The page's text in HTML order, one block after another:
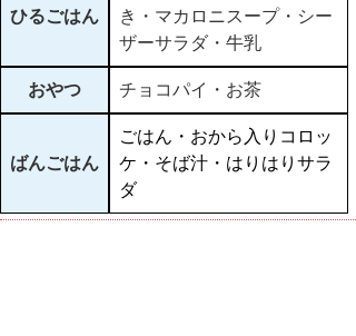
ひるごはん
き・マカロニスープ・シー
ザーサラダ・牛乳
おやつ チョコパイ・お茶
ばんごはん
ごはん・おから入りコロッ
ケ・そば汁・はりはりサラ
ダ